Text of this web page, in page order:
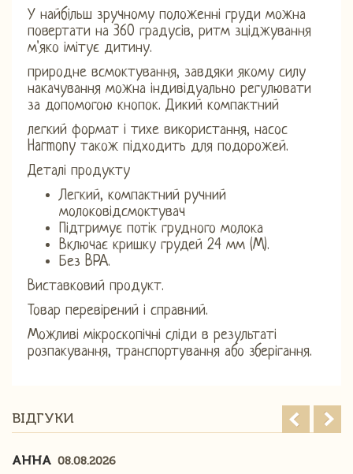
У найбільш зручному положенні груди можна
повертати на 360 градусів, ритм зціджування
м'яко імітує дитину.
природне всмоктування, завдяки якому силу
накачування можна індивідуально регулювати
за допомогою кнопок. Дикий компактний
легкий формат і тихе використання, насос
Harmony також підходить для подорожей.
Деталі продукту
Легкий, компактний ручний
молоковідсмоктувач
Підтримує потік грудного молока
Включає кришку грудей 24 мм (M).
Без BPA.
Виставковий продукт.
Товар перевірений і справний.
Можливі мікроскопічні сліди в результаті
розпакування, транспортування або зберігання.
ВІДГУКИ
АННА 08.08.2026